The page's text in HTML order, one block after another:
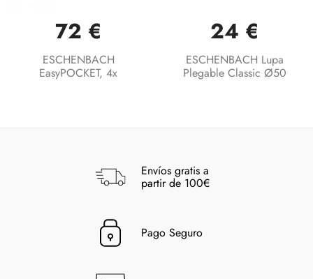
72 €
ESCHENBACH
EasyPOCKET, 4x
24 €
ESCHENBACH Lupa
Plegable Classic Ø50
Envíos gratis a
partir de 100€
Pago Seguro